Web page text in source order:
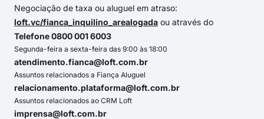
Negociação de taxa ou aluguel em atraso:
loft.vc/fianca_inquilino_arealogada ou através do
Telefone 0800 001 6003
Segunda-feira a sexta-feira das 9:00 às 18:00
atendimento.fianca@loft.com.br
Assuntos relacionados a Fiança Aluguel
relacionamento.plataforma@loft.com.br
Assuntos relacionados ao CRM Loft
imprensa@loft.com.br